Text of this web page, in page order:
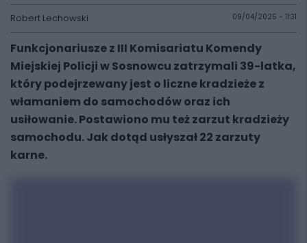
Robert Lechowski 09/04/2025 - 11:31
Funkcjonariusze z III Komisariatu Komendy
Miejskiej Policji w Sosnowcu zatrzymali 39-latka,
który podejrzewany jest o liczne kradzieże z
włamaniem do samochodów oraz ich
usiłowanie. Postawiono mu też zarzut kradzieży
samochodu. Jak dotąd usłyszał 22 zarzuty
karne.